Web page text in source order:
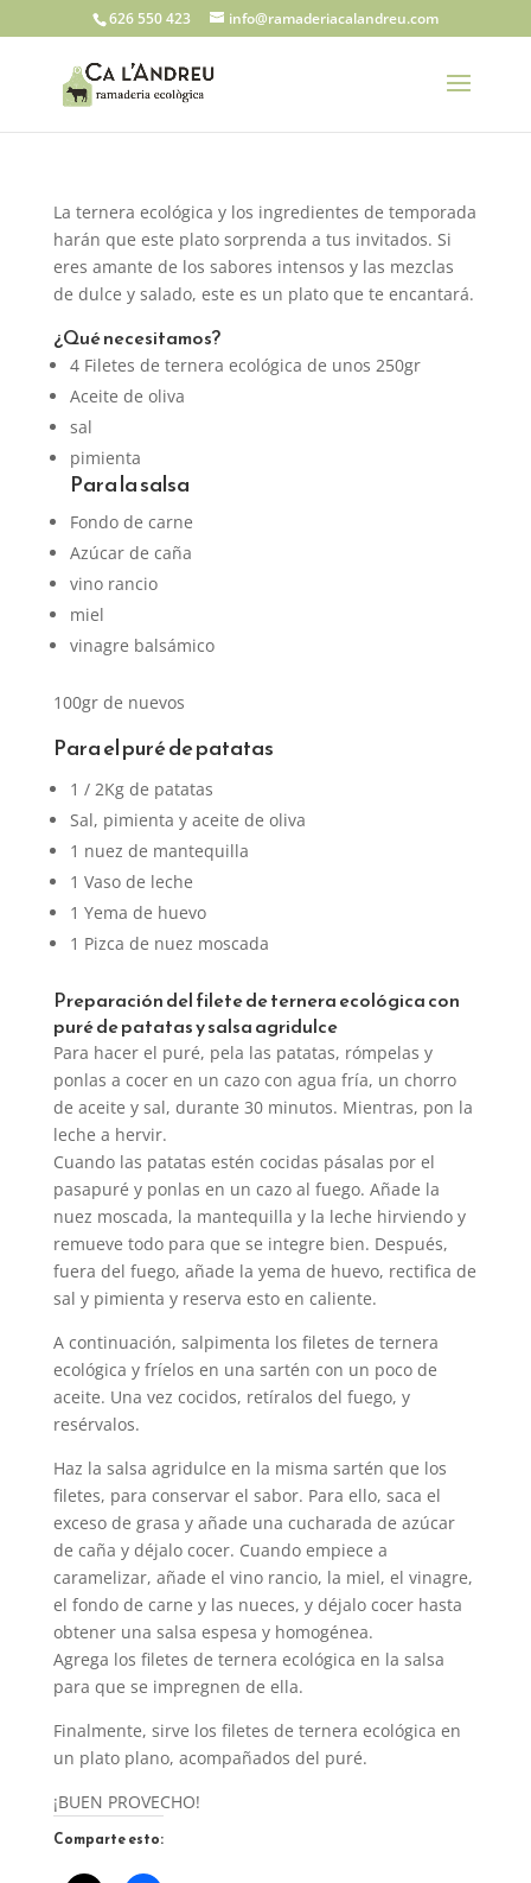
626 550 423 info@ramaderiacalandreu.com
La ternera ecológica y los ingredientes de temporada
harán que este plato sorprenda a tus invitados. Si
eres amante de los sabores intensos y las mezclas
de dulce y salado, este es un plato que te encantará.
¿Qué necesitamos?
4 Filetes de ternera ecológica de unos 250gr
Aceite de oliva
sal
pimienta
Para la salsa
Fondo de carne
Azúcar de caña
vino rancio
miel
vinagre balsámico
100gr de nuevos
Para el puré de patatas
1 / 2Kg de patatas
Sal, pimienta y aceite de oliva
1 nuez de mantequilla
1 Vaso de leche
1 Yema de huevo
1 Pizca de nuez moscada
Preparación del filete de ternera ecológica con
puré de patatas y salsa agridulce
Para hacer el puré, pela las patatas, rómpelas y
ponlas a cocer en un cazo con agua fría, un chorro
de aceite y sal, durante 30 minutos. Mientras, pon la
leche a hervir.
Cuando las patatas estén cocidas pásalas por el
pasapuré y ponlas en un cazo al fuego. Añade la
nuez moscada, la mantequilla y la leche hirviendo y
remueve todo para que se integre bien. Después,
fuera del fuego, añade la yema de huevo, rectifica de
sal y pimienta y reserva esto en caliente.
A continuación, salpimenta los filetes de ternera
ecológica y fríelos en una sartén con un poco de
aceite. Una vez cocidos, retíralos del fuego, y
resérvalos.
Haz la salsa agridulce en la misma sartén que los
filetes, para conservar el sabor. Para ello, saca el
exceso de grasa y añade una cucharada de azúcar
de caña y déjalo cocer. Cuando empiece a
caramelizar, añade el vino rancio, la miel, el vinagre,
el fondo de carne y las nueces, y déjalo cocer hasta
obtener una salsa espesa y homogénea.
Agrega los filetes de ternera ecológica en la salsa
para que se impregnen de ella.
Finalmente, sirve los filetes de ternera ecológica en
un plato plano, acompañados del puré.
¡BUEN PROVECHO!
Comparte esto: